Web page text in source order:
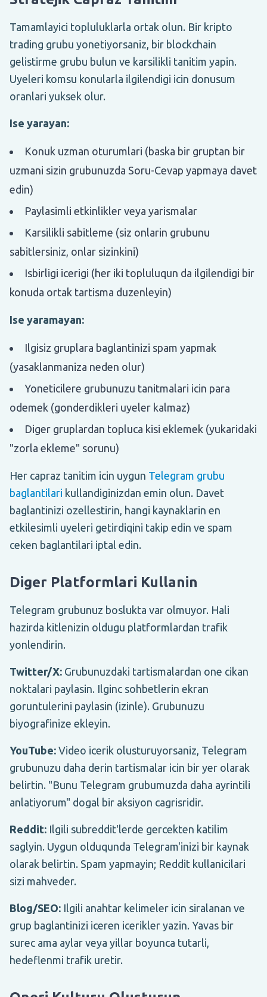
Tamamlayici topluluklarla ortak olun. Bir kripto
trading grubu yonetiyorsaniz, bir blockchain
gelistirme grubu bulun ve karsilikli tanitim yapin.
Uyeleri komsu konularla ilgilendigi icin donusum
oranlari yuksek olur.
Ise yarayan:
Konuk uzman oturumlari (baska bir gruptan bir
uzmani sizin grubunuzda Soru-Cevap yapmaya davet
edin)
Paylasimli etkinlikler veya yarismalar
Karsilikli sabitleme (siz onlarin grubunu
sabitlersiniz, onlar sizinkini)
Isbirligi icerigi (her iki topluluqun da ilgilendigi bir
konuda ortak tartisma duzenleyin)
Ise yaramayan:
Ilgisiz gruplara baglantinizi spam yapmak
(yasaklanmaniza neden olur)
Yoneticilere grubunuzu tanitmalari icin para
odemek (gonderdikleri uyeler kalmaz)
Diger gruplardan topluca kisi eklemek (yukaridaki
"zorla ekleme" sorunu)
Her capraz tanitim icin uygun Telegram grubu
baglantilari kullandiginizdan emin olun. Davet
baglantinizi ozellestirin, hangi kaynaklarin en
etkilesimli uyeleri getirdiqini takip edin ve spam
ceken baglantilari iptal edin.
Diger Platformlari Kullanin
Telegram grubunuz boslukta var olmuyor. Hali
hazirda kitlenizin oldugu platformlardan trafik
yonlendirin.
Twitter/X: Grubunuzdaki tartismalardan one cikan
noktalari paylasin. Ilginc sohbetlerin ekran
goruntulerini paylasin (izinle). Grubunuzu
biyografinize ekleyin.
YouTube: Video icerik olusturuyorsaniz, Telegram
grubunuzu daha derin tartismalar icin bir yer olarak
belirtin. "Bunu Telegram grubumuzda daha ayrintili
anlatiyorum" dogal bir aksiyon cagrisridir.
Reddit: Ilgili subreddit'lerde gercekten katilim
saglyin. Uygun olduqunda Telegram'inizi bir kaynak
olarak belirtin. Spam yapmayin; Reddit kullanicilari
sizi mahveder.
Blog/SEO: Ilgili anahtar kelimeler icin siralanan ve
grup baglantinizi iceren icerikler yazin. Yavas bir
surec ama aylar veya yillar boyunca tutarli,
hedeflenmi trafik uretir.